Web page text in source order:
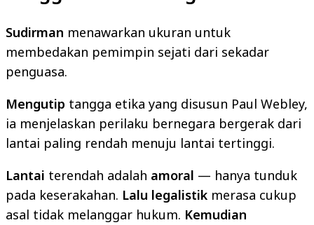
Sudirman menawarkan ukuran untuk
membedakan pemimpin sejati dari sekadar
penguasa.
Mengutip tangga etika yang disusun Paul Webley,
ia menjelaskan perilaku bernegara bergerak dari
lantai paling rendah menuju lantai tertinggi.
Lantai terendah adalah amoral — hanya tunduk
pada keserakahan. Lalu legalistik merasa cukup
asal tidak melanggar hukum. Kemudian